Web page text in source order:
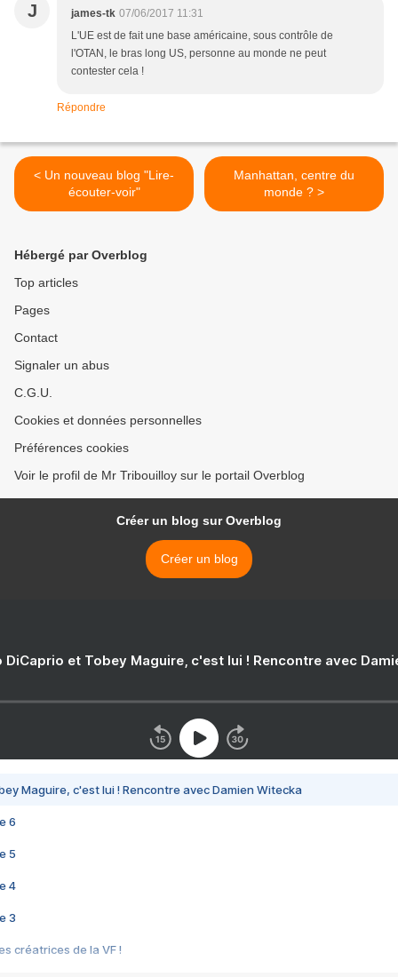
J james-tk 07/06/2017 11:31
L'UE est de fait une base américaine, sous contrôle de
l'OTAN, le bras long US, personne au monde ne peut
contester cela !
Répondre
< Un nouveau blog "Lire-
écouter-voir"
Manhattan, centre du
monde ? >
Hébergé par Overblog
Top articles
Pages
Contact
Signaler un abus
C.G.U.
Cookies et données personnelles
Préférences cookies
Voir le profil de Mr Tribouilloy sur le portail Overblog
Créer un blog sur Overblog
Créer un blog
DiCaprio et Tobey Maguire, c'est lui ! Rencontre avec
Maguire, c'est lui ! Rencontre avec Damien Witecka
6
5
4
3
créatrices de la VF !